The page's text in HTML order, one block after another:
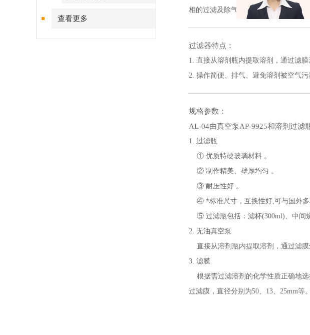
查看更多
相的过滤及除气。有助于延长仪器和
过滤器特点：
1. 直接从溶剂瓶内提取溶剂，通过滤膜
2. 操作简便、排气、避免溶剂被空气污
规格参数：
AL-04由真空泵AP-9925和溶剂过滤
1. 过滤瓶
① 优质特硬玻璃材料 。
② 制作精美、壁厚均匀 。
③ 耐压性好 。
④ *标准尺寸，互换性好,可与国外多
⑤ 过滤瓶包括：滤杯(300ml)、中间
2. 无油真空泵
直接从溶剂瓶内提取溶剂，通过滤膜
3. 滤膜
根据需过滤溶剂的化学性质正确地选
过滤膜，直径分别为50、13、25mm等